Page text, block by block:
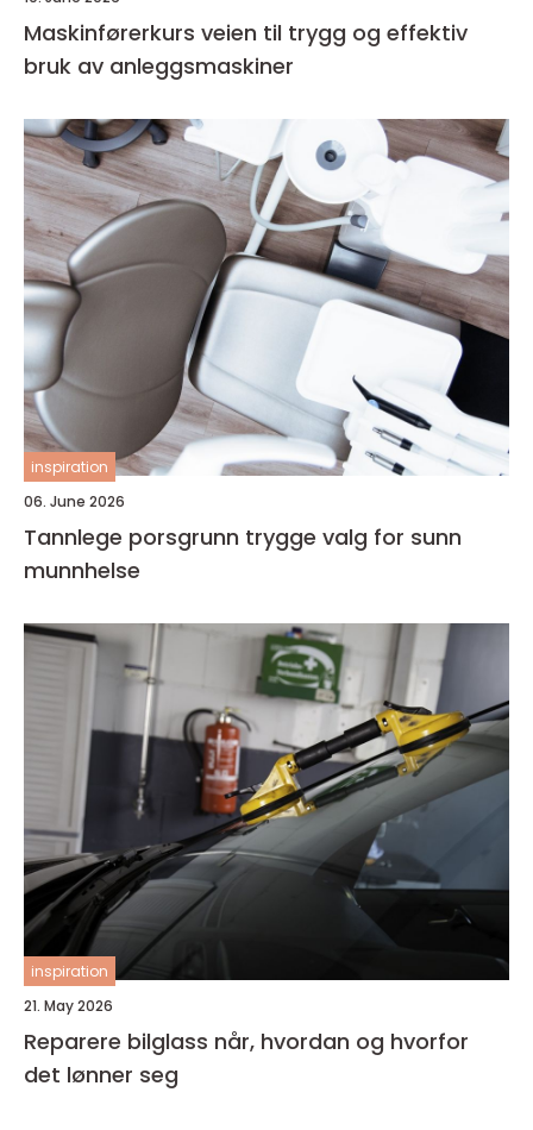
Maskinførerkurs veien til trygg og effektiv
bruk av anleggsmaskiner
inspiration
06. June 2026
Tannlege porsgrunn trygge valg for sunn
munnhelse
inspiration
21. May 2026
Reparere bilglass når, hvordan og hvorfor
det lønner seg